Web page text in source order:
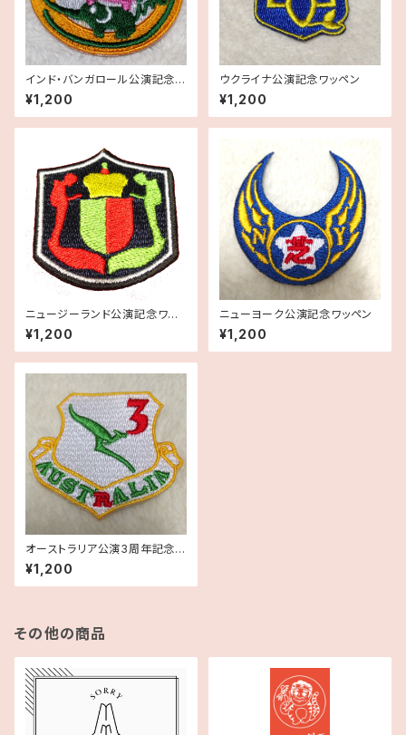
インド・バンガロール公演記念ワ
ッペン
¥1,200
ウクライナ公演記念ワッペン
¥1,200
ニュージーランド公演記念ワッ
ペン
¥1,200
ニューヨーク公演記念ワッペン
¥1,200
オーストラリア公演3周年記念ワ
ッペン
¥1,200
その他の商品